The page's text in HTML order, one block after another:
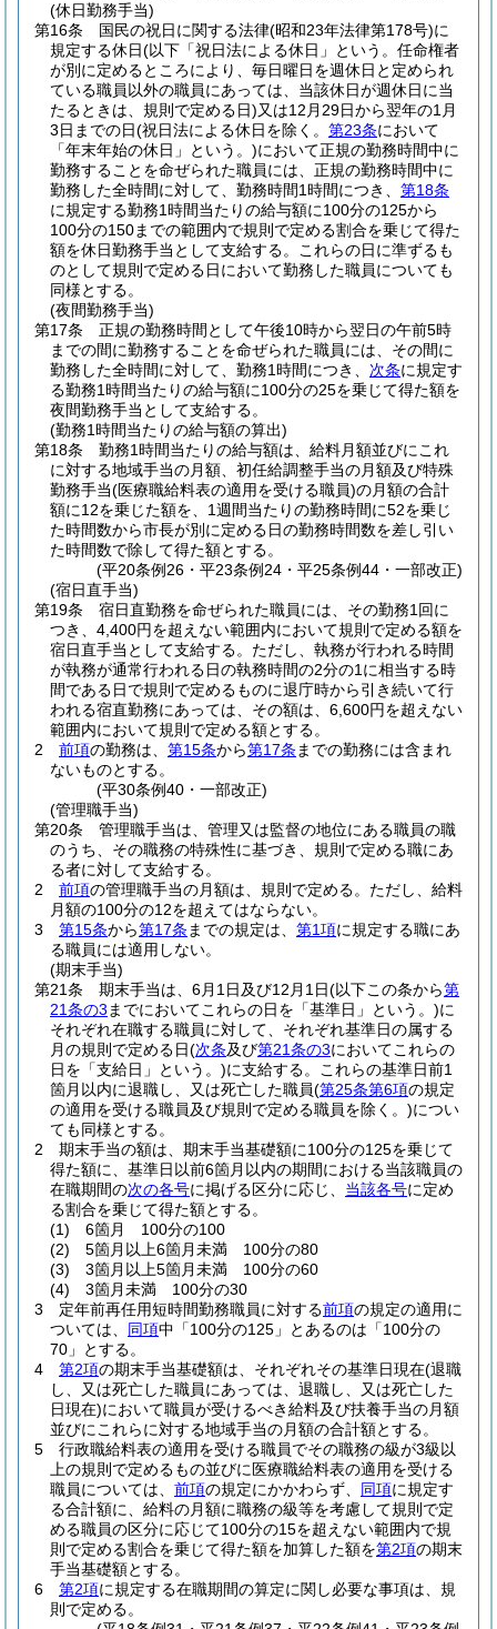
(休日勤務手当)
第16条
国民の祝日に関する法律(昭和23年法律第178号)に
規定する休日(以下「祝日法による休日」という。任命権者
が別に定めるところにより、毎日曜日を週休日と定められ
ている職員以外の職員にあっては、当該休日が週休日に当
たるときは、規則で定める日)又は12月29日から翌年の1月
3日までの日(祝日法による休日を除く。 第23条において
「年末年始の休日」という。)において正規の勤務時間中に
勤務することを命ぜられた職員には、正規の勤務時間中に
勤務した全時間に対して、勤務時間1時間につき、 第18条
に規定する勤務1時間当たりの給与額に100分の125から
100分の150までの範囲内で規則で定める割合を乗じて得た
額を休日勤務手当として支給する。
これらの日に準ずるも
のとして規則で定める日において勤務した職員についても
同様とする。
(夜間勤務手当)
第17条
正規の勤務時間として午後10時から翌日の午前5時
までの間に勤務することを命ぜられた職員には、その間に
勤務した全時間に対して、勤務1時間につき、 次条に規定す
る勤務1時間当たりの給与額に100分の25を乗じて得た額を
夜間勤務手当として支給する。
(勤務1時間当たりの給与額の算出)
第18条
勤務1時間当たりの給与額は、給料月額並びにこれ
に対する地域手当の月額、初任給調整手当の月額及び特殊
勤務手当(医療職給料表の適用を受ける職員)の月額の合計
額に12を乗じた額を、1週間当たりの勤務時間に52を乗じ
た時間数から市長が別に定める日の勤務時間数を差し引い
た時間数で除して得た額とする。
(平20条例26・平23条例24・平25条例44・一部改正)
(宿日直手当)
第19条
宿日直勤務を命ぜられた職員には、その勤務1回に
つき、4,400円を超えない範囲内において規則で定める額を
宿日直手当として支給する。 ただし、執務が行われる時間
が執務が通常行われる日の執務時間の2分の1に相当する時
間である日で規則で定めるものに退庁時から引き続いて行
われる宿直勤務にあっては、その額は、6,600円を超えない
範囲内において規則で定める額とする。
2
前項の勤務は、 第15条から第17条 までの勤務には含まれ
ないものとする。
(平30条例40・一部改正)
(管理職手当)
第20条
管理職手当は、管理又は監督の地位にある職員の職
のうち、その職務の特殊性に基づき、規則で定める職にあ
る者に対して支給する。
2
前項の管理職手当の月額は、規則で定める。 ただし、給料
月額の100分の12を超えてはならない。
3
第15条から第17条 までの規定は、 第1項に規定する職にあ
る職員には適用しない。
(期末手当)
第21条
期末手当は、6月1日及び12月1日(以下この条から第
21条の3 までにおいてこれらの日を「基準日」という。)に
それぞれ在職する職員に対して、それぞれ基準日の属する
月の規則で定める日(次条及び第21条の3においてこれらの
日を「支給日」という。)に支給する。
これらの基準日前1
箇月以内に退職し、又は死亡した職員(第25条第6項の規定
の適用を受ける職員及び規則で定める職員を除く。)につい
ても同様とする。
2
期末手当の額は、期末手当基礎額に100分の125を乗じて
得た額に、基準日以前6箇月以内の期間における当該職員の
在職期間の次の各号に掲げる区分に応じ、 当該各号に定め
る割合を乗じて得た額とする。
(1)
6箇月 100分の100
(2)
5箇月以上6箇月未満 100分の80
(3)
3箇月以上5箇月未満 100分の60
(4)
3箇月未満 100分の30
3
定年前再任用短時間勤務職員に対する前項の規定の適用に
ついては、 同項中「100分の125」とあるのは「100分の
70」とする。
4
第2項の期末手当基礎額は、それぞれその基準日現在(退職
し、又は死亡した職員にあっては、退職し、又は死亡した
日現在)において職員が受けるべき給料及び扶養手当の月額
並びにこれらに対する地域手当の月額の合計額とする。
5
行政職給料表の適用を受ける職員でその職務の級が3級以
上の規則で定めるもの並びに医療職給料表の適用を受ける
職員については、 前項の規定にかかわらず、 同項に規定す
る合計額に、給料の月額に職務の級等を考慮して規則で定
める職員の区分に応じて100分の15を超えない範囲内で規
則で定める割合を乗じて得た額を加算した額を第2項の期末
手当基礎額とする。
6
第2項に規定する在職期間の算定に関し必要な事項は、規
則で定める。